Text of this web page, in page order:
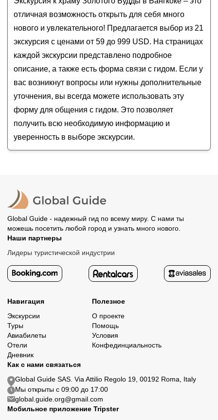
Храм Лежащего Будды
по Бангкоку
Вечерний Бангкок на тук-туке!
Другой Бангкок. Путешествие по
нетуристическим местам
Контрасты Бангкока на авто
сентябрь 2026года от 59до 999 USD
отличная возможность открыть для себя много
нового и увлекательного! Предлагается выбор из 21
экскурсия с ценами от 59 до 999 USD. На страницах
каждой экскурсии представлено подробное
описание, а также есть форма связи с гидом. Если у
вас возникнут вопросы или нужны дополнительные
уточнения, вы всегда можете использовать эту
форму для общения с гидом. Это позволяет
получить всю необходимую информацию и
уверенность в выборе экскурсии.
Global Guide - надежный гид по всему миру. С нами ты
можешь посетить любой город и узнать много нового.
Наши партнеры
Лидеры туристической индустрии
Навигация
Экскурсии
Туры
Авиабилеты
Отели
Дневник
Полезное
О проекте
Помощь
Условия
Конфединциальность
Как с нами связаться
Global Guide SAS. Via Attilio Regolo 19, 00192 Roma, Italy
Мы открыты с 09:00 до 17:00
global.guide.org@gmail.com
Мобильное приложение Tripster